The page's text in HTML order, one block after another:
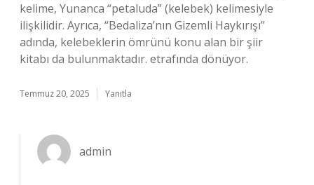
kelime, Yunanca “petaluda” (kelebek) kelimesiyle
ilişkilidir. Ayrıca, “Bedaliza’nın Gizemli Haykırışı”
adında, kelebeklerin ömrünü konu alan bir şiir
kitabı da bulunmaktadır. etrafında dönüyor.
Temmuz 20, 2025 Yanıtla
admin